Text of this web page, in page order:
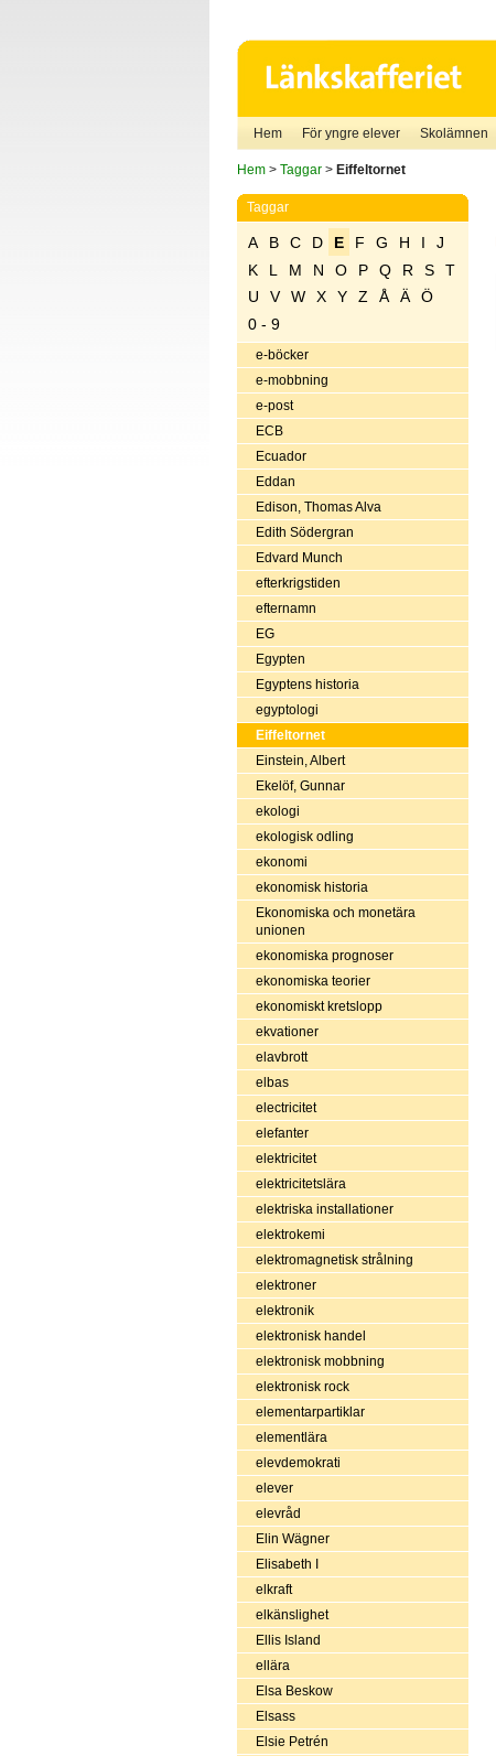
Hem För yngre elever Skolämnen
Hem> Taggar> Eiffeltornet
Taggar
A B C D E F G H I
J
K
L M N O P Q R S
T
U
V W X Y Z Å Ä
Ö
0 - 9
e-böcker
e-mobbning
e-post
ECB
Ecuador
Eddan
Edison, Thomas Alva
Edith Södergran
Edvard Munch
efterkrigstiden
efternamn
EG
Egypten
Egyptens historia
egyptologi
Eiffeltornet
Einstein, Albert
Ekelöf, Gunnar
ekologi
ekologisk odling
ekonomi
ekonomisk historia
Ekonomiska och monetära
unionen
ekonomiska prognoser
ekonomiska teorier
ekonomiskt kretslopp
ekvationer
elavbrott
elbas
electricitet
elefanter
elektricitet
elektricitetslära
elektriska installationer
elektrokemi
elektromagnetisk strålning
elektroner
elektronik
elektronisk handel
elektronisk mobbning
elektronisk rock
elementarpartiklar
elementlära
elevdemokrati
elever
elevråd
Elin Wägner
Elisabeth I
elkraft
elkänslighet
Ellis Island
ellära
Elsa Beskow
Elsass
Elsie Petrén